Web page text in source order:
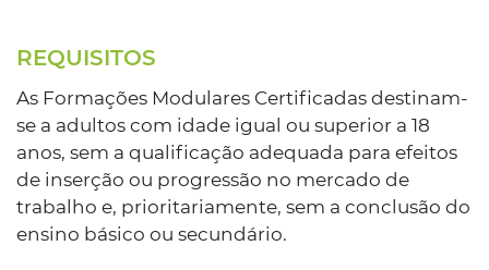
REQUISITOS
As Formações Modulares Certificadas destinam-
se a adultos com idade igual ou superior a 18
anos, sem a qualificação adequada para efeitos
de inserção ou progressão no mercado de
trabalho e, prioritariamente, sem a conclusão do
ensino básico ou secundário.